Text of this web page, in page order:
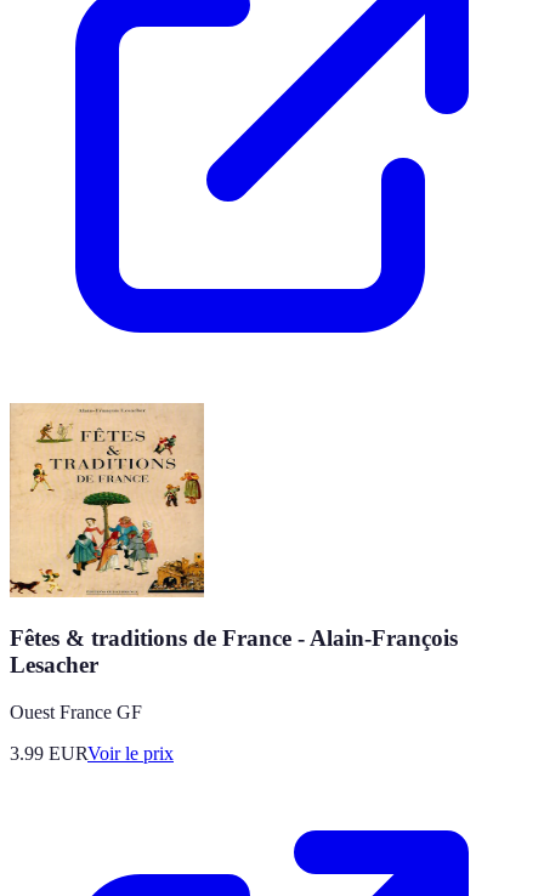
Fêtes & traditions de France - Alain-François
Lesacher
Ouest France GF
3.99 EURVoir le prix